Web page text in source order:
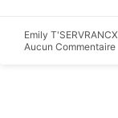
Emily T'SERVRANCX
Aucun Commentaire